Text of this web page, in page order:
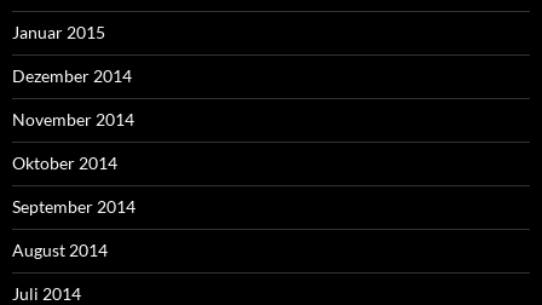
Januar 2015
Dezember 2014
November 2014
Oktober 2014
September 2014
August 2014
Juli 2014